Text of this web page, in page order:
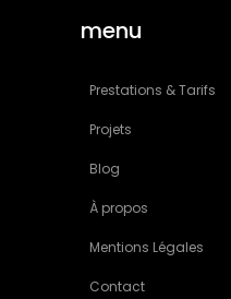
menu
Prestations & Tarifs
Projets
Blog
À propos
Mentions Légales
Contact